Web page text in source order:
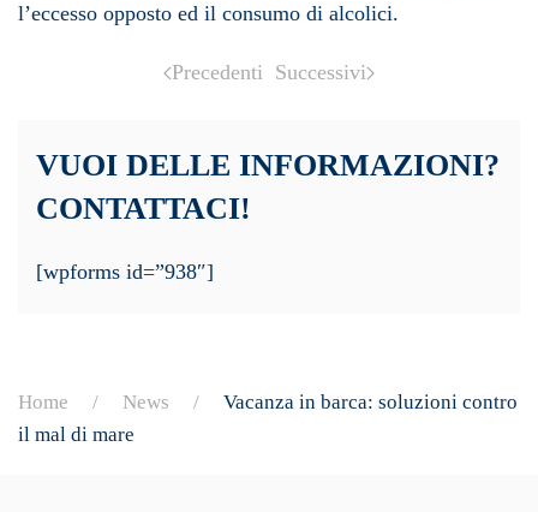
l’eccesso opposto ed il consumo di alcolici.
Precedenti Successivi
VUOI DELLE INFORMAZIONI?
CONTATTACI!
[wpforms id=”938″]
Home News
Vacanza in barca: soluzioni contro
il mal di mare